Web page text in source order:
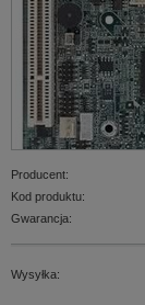
Producent:
Kod produktu:
Gwarancja:
Wysyłka: